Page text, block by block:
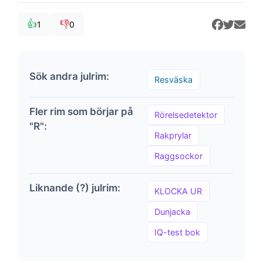
👍1 👎0
Sök andra julrim: Resväska
Fler rim som börjar på
"R":
Rörelsedetektor
Rakprylar
Raggsockor
Liknande (?) julrim: KLOCKA UR
Dunjacka
IQ-test bok